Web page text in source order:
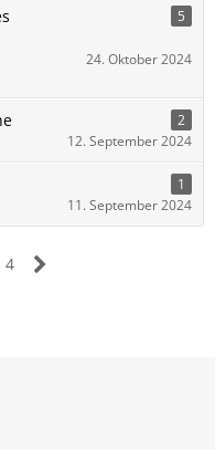
5
24. Oktober 2024
2
12. September 2024
1
11. September 2024
4